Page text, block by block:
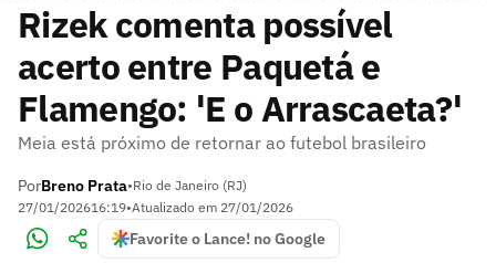
Rizek comenta possível
acerto entre Paquetá e
Flamengo: 'E o Arrascaeta?'
Meia está próximo de retornar ao futebol brasileiro
PorBreno Prata•Rio de Janeiro (RJ)
27/01/202616:19•Atualizado em 27/01/2026
Favorite o Lance! no Google